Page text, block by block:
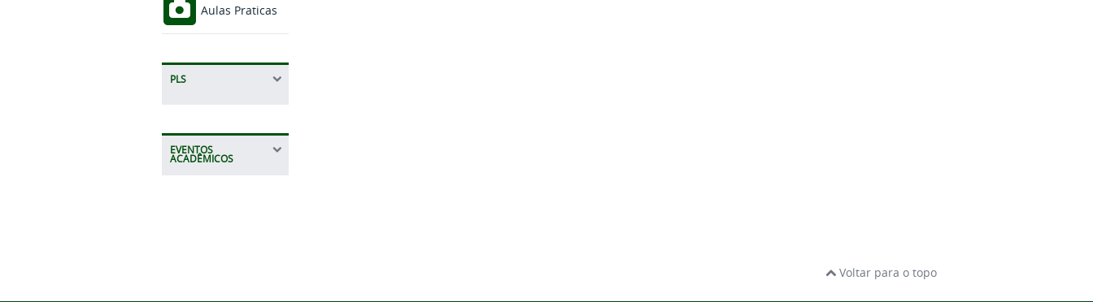
Aulas Praticas
PLS
EVENTOS
ACADÊMICOS
Voltar para o topo